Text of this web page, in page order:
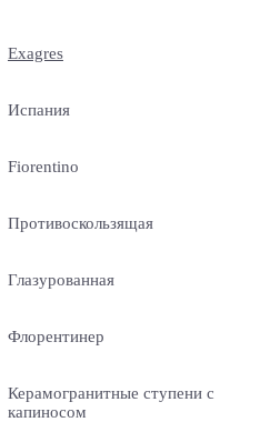
Exagres
Испания
Fiorentino
Противоскользящая
Глазурованная
Флорентинер
Керамогранитные ступени с
капиносом